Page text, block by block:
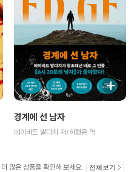
경계에 선 남자
데이비드 발다치 저/허형은 역
많은 상품을 확인해 보세요. 전체보기